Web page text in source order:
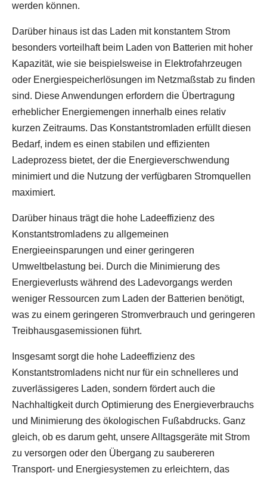
werden können.
Darüber hinaus ist das Laden mit konstantem Strom
besonders vorteilhaft beim Laden von Batterien mit hoher
Kapazität, wie sie beispielsweise in Elektrofahrzeugen
oder Energiespeicherlösungen im Netzmaßstab zu finden
sind. Diese Anwendungen erfordern die Übertragung
erheblicher Energiemengen innerhalb eines relativ
kurzen Zeitraums. Das Konstantstromladen erfüllt diesen
Bedarf, indem es einen stabilen und effizienten
Ladeprozess bietet, der die Energieverschwendung
minimiert und die Nutzung der verfügbaren Stromquellen
maximiert.
Darüber hinaus trägt die hohe Ladeeffizienz des
Konstantstromladens zu allgemeinen
Energieeinsparungen und einer geringeren
Umweltbelastung bei. Durch die Minimierung des
Energieverlusts während des Ladevorgangs werden
weniger Ressourcen zum Laden der Batterien benötigt,
was zu einem geringeren Stromverbrauch und geringeren
Treibhausgasemissionen führt.
Insgesamt sorgt die hohe Ladeeffizienz des
Konstantstromladens nicht nur für ein schnelleres und
zuverlässigeres Laden, sondern fördert auch die
Nachhaltigkeit durch Optimierung des Energieverbrauchs
und Minimierung des ökologischen Fußabdrucks. Ganz
gleich, ob es darum geht, unsere Alltagsgeräte mit Strom
zu versorgen oder den Übergang zu saubereren
Transport- und Energiesystemen zu erleichtern, das